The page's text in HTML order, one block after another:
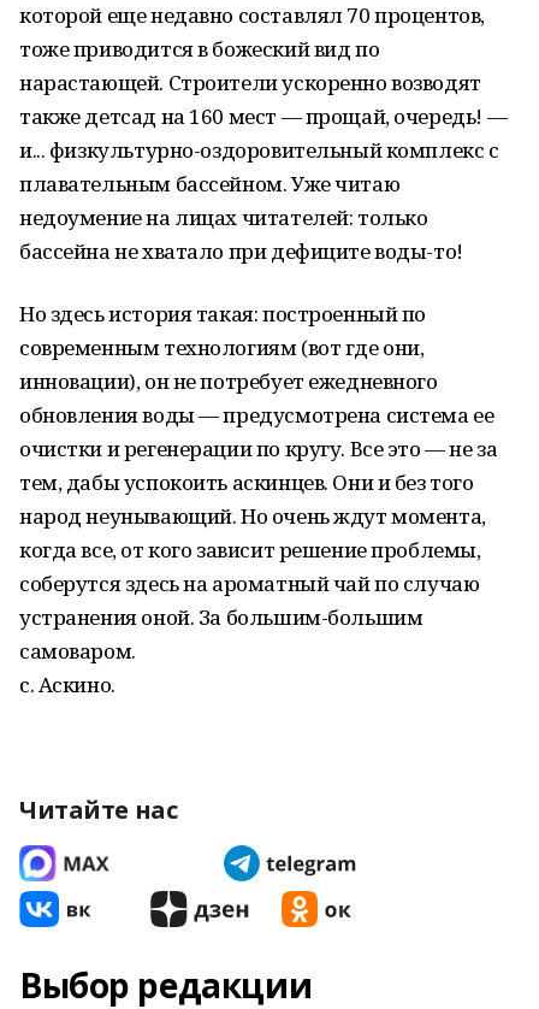
которой еще недавно составлял 70 процентов,
тоже приводится в божеский вид по
нарастающей. Строители ускоренно возводят
также детсад на 160 мест — прощай, очередь! —
и... физкультурно-оздоровительный комплекс с
плавательным бассейном. Уже читаю
недоумение на лицах читателей: только
бассейна не хватало при дефиците воды-то!
Но здесь история такая: построенный по
современным технологиям (вот где они,
инновации), он не потребует ежедневного
обновления воды — предусмотрена система ее
очистки и регенерации по кругу. Все это — не за
тем, дабы успокоить аскинцев. Они и без того
народ неунывающий. Но очень ждут момента,
когда все, от кого зависит решение проблемы,
соберутся здесь на ароматный чай по случаю
устранения оной. За большим-большим
самоваром.
с. Аскино.
Читайте нас
Выбор редакции